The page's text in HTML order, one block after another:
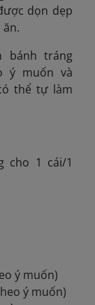
dọn dẹp
bánh tráng
ý muốn và
thể tự làm
cho 1 cái/1
ý muốn)
ý muốn)